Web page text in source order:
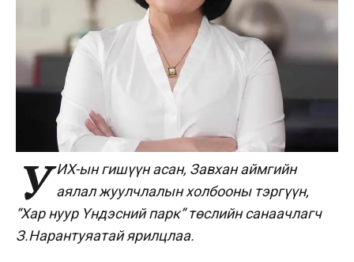
У ИХ-ын гишүүн асан, Завхан аймгийн
аялал жуулчлалын холбооны тэргүүн,
“Хар нуур Үндэсний парк” төслийн санаачлагч
З.Нарантуяатай ярилцлаа.